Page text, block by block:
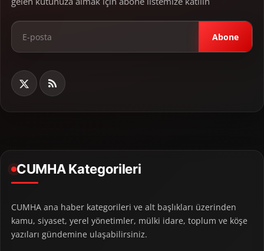
Abone
CUMHA Kategorileri
CUMHA ana haber kategorileri ve alt başlıkları üzerinden
kamu, siyaset, yerel yönetimler, mülki idare, toplum ve köşe
yazıları gündemine ulaşabilirsiniz.